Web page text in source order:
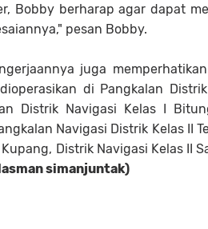
Bobby berharap agar dapat
pesan Bobby.
juga
di Pangkalan
Distrik Navigasi Kelas I
Navigasi Distrik Kelas II
Distrik Navigasi Kelas II
simanjuntak)